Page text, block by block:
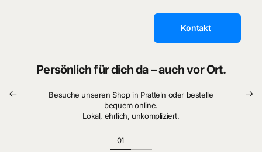
Kontakt
Persönlich für dich da – auch vor Ort.
Besuche unseren Shop in Pratteln oder bestelle
bequem online.
Lokal, ehrlich, unkompliziert.